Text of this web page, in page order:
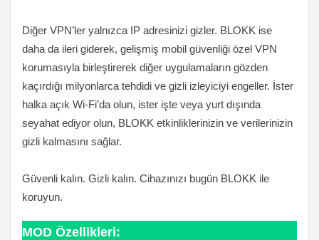
Diğer VPN’ler yalnızca IP adresinizi gizler. BLOKK ise
daha da ileri giderek, gelişmiş mobil güvenliği özel VPN
korumasıyla birleştirerek diğer uygulamaların gözden
kaçırdığı milyonlarca tehdidi ve gizli izleyiciyi engeller. İster
halka açık Wi-Fi’da olun, ister işte veya yurt dışında
seyahat ediyor olun, BLOKK etkinliklerinizin ve verilerinizin
gizli kalmasını sağlar.
Güvenli kalın. Gizli kalın. Cihazınızı bugün BLOKK ile
koruyun.
MOD Özellikleri: